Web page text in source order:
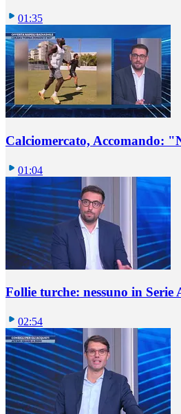
01:35
Calciomercato, Accomando:
01:04
Follie turche: nessuno in
02:54